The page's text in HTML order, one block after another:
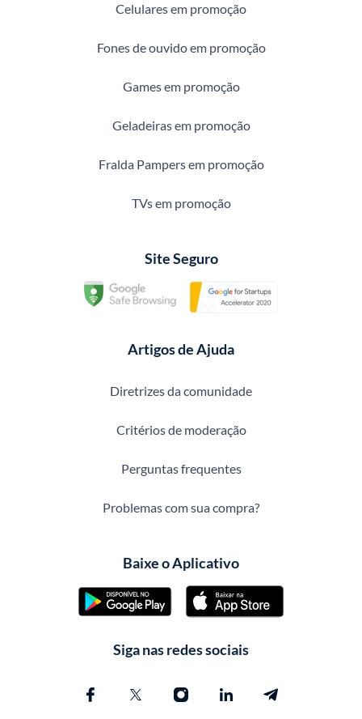
Celulares em promoção
Fones de ouvido em promoção
Games em promoção
Geladeiras em promoção
Fralda Pampers em promoção
TVs em promoção
Site Seguro
Artigos de Ajuda
Diretrizes da comunidade
Critérios de moderação
Perguntas frequentes
Problemas com sua compra?
Baixe o Aplicativo
Siga nas redes sociais